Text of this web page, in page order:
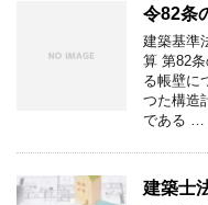
令82条
建築基準
算 第82
る帳壁に
つた構造
である …
建築士